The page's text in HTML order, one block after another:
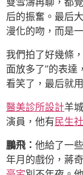
后的振奮。最后
漫化的吻，而是
我們拍了好幾條
面放多了”的表達
看笑了，最后就
醫美診所設計羊
演員，他有 民生
鵬飛： 他給了一
年月的戲份，蔣